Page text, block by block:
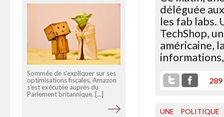
déléguée
les fab labs.
TechShop,
américaine,
289
UNE POLITIQUE
Sommée de s'expliquer sur ses
optimisations fiscales, Amazon
s'est exécutée auprès du
Parlement britannique. [...]
FATIGUÉ
Depuis quatre ans, Sarkozy est
allemand [...]